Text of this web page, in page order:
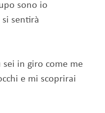
sono io
si sentirà
sei in giro come me
e mi scoprirai